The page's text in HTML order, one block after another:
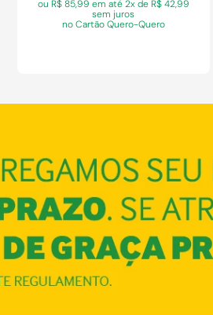
ou R$ 85,99 em até 2x de R$ 42,99
sem juros
no Cartão Quero-Quero
COMPRAR